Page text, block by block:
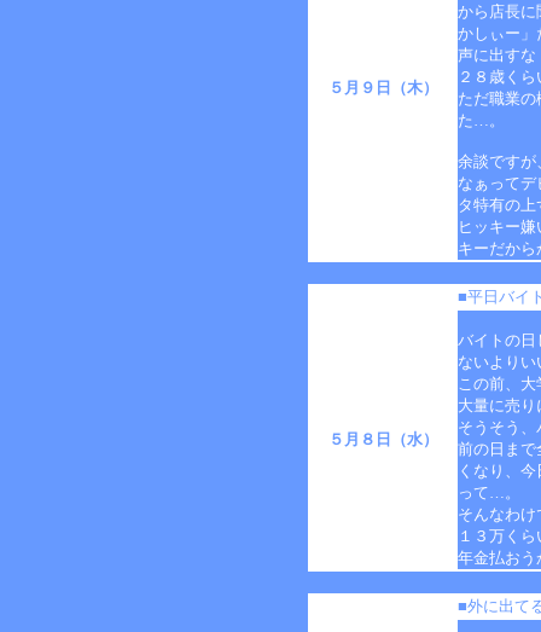
５月９日（木）
から店長に
かしぃー」
声に出すな
２８歳く
ただ職業
た…。
余談ですが
なぁって
タ特有の
ヒッキー
キーだか
■平日バイ
５月８日（水）
バイトの日
ないより
この前、
大量に売
そうそう
前の日まで
くなり、
って…。
そんなわ
１３万く
年金払お
■外に出て